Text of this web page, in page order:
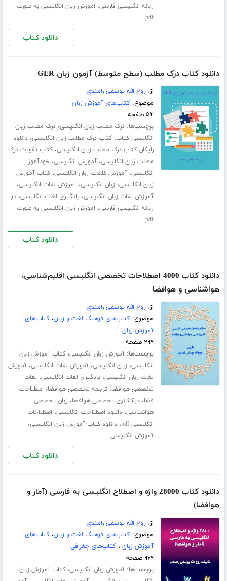
زبانه انگلیسی فارسی، اموزش زبان انگلیسی به صورت
pdf
دانلود کتاب
دانلود کتاب درک مطلب (سطح متوسط) آزمون زبان GER
از:روح الله یوسفی رامندی
موضوع:کتاب‌های آموزش زبان
۵۲ صفحه
برچسب‌ها:درک مطلب زبان انگلیسی،درک مطلب زبان
انگلیسی کتاب،کتاب درک مطلب زبان انگلیسی،دانلود
رایگان کتاب درک مطلب زبان انگلیسی،کتاب تقویت درک
مطلب زبان انگلیسی،آموزش انگلیسی، خودآموز
انگلیسی،آموزش کلمات زبان انگلیسی،کتاب آموزش
زبان انگلیسی، زبان انگلیسی،آموزش لغات انگلیسی،
آموزش لغات زبان انگلیسی، یادگیری لغات انگلیسی،دو
زبانه انگلیسی فارسی، اموزش زبان انگلیسی به صورت
pdf
دانلود کتاب
دانلود کتاب 4000 اصطلاحات تخصصی انگلیسی اقلیم‌شناسی،
هواشناسی و هوافضا
از:روح الله یوسفی رامندی
موضوع:کتاب‌های فرهنگ لغت و زبان،کتاب‌های
آموزش زبان
۲۹۹ صفحه
برچسب‌ها:آموزش زبان انگلیسی،کتاب آموزش زبان
انگلیسی، زبان انگلیسی،آموزش لغات انگلیسی،آموزش
لغات زبان انگلیسی، یادگیری لغات انگلیسی، لغات
تخصصی هوافضا، ترجمه تخصصی هوافضا، اصطلاحات
فضا،دیکشنری تخصصی هوافضا، زبان تخصصی
هواشناسی،دانلود اصطلاحات انگلیسی، اصطلاحات
انگلیسی pdf
،دانلود کتاب آموزش زبان انگلیسی،
آموزش انگلیسی
دانلود کتاب
دانلود کتاب 28000 واژه و اصطلاح انگلیسی به فارسی (آمار و
هوافضا)
از:روح الله یوسفی رامندی
موضوع:کتاب‌های فرهنگ لغت و زبان،کتاب‌های
آموزش زبان ،کتاب‌های جغرافی
۹۶۹ صفحه
برچسب‌ها:آموزش زبان انگلیسی،کتاب آموزش زبان